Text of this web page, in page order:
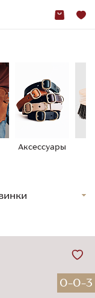
Аксессуары
0-0-3